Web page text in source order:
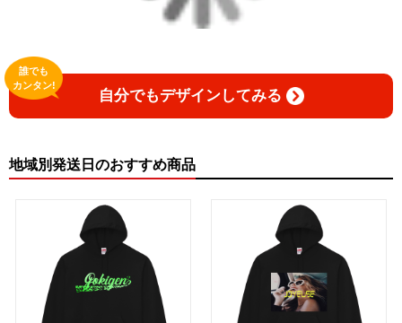
自分でもデザインしてみる
誰でも
カンタン!
地域別発送日のおすすめ商品